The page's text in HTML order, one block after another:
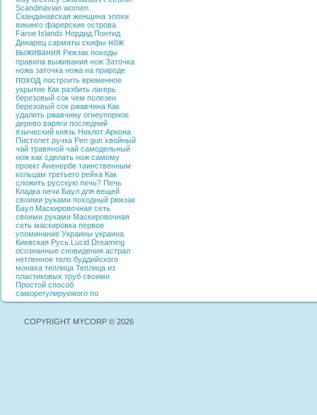
Scandinavian women
Скандинавская женщина эпохи
викинго фарерские острова
Faroe Islands Нордид Понтид
Динарец сарматы скифы нож
выживания Рюкзак походы
правила выживания нож Заточка
ножа заточка ножа на природе
поход построить временное
укрытие Как разбить лагерь
березовый сок чем полезен
березовый сок ржавчина Как
удалить ржавчину огнеупорное
дерево варяги последний
языческий князь Никлот Аркона
Пистолет ручка Pen gun хвойный
чай травяной чай самодельный
нож как сделать нож самому
проект Аненербе таинственным
кольцам третьего рейха Как
сложить русскую печь? Печь
Кладка печи Баул для вещей
своими руками походный рюкзак
Баул Маскировочная сеть
своими руками Маскировочная
сеть маскировка первое
упоминание Украины украина
Киевская Русь Lucid Dreaming
осознанные сновидения астрал
нетленное тело буддийского
монаха теплица Теплица из
пластиковых труб своими
Простой способ
саморегулируемого по
COPYRIGHT MYCORP © 2026